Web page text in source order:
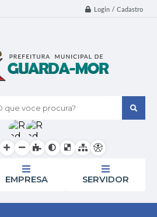
Login / Cadastro
EMPRESA SERVIDOR